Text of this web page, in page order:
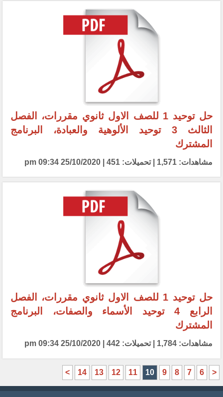
حل توحيد 1 للصف الاول ثانوي مقررات، الفصل
الثالث 3 توحيد الألوهية والعبادة، البرنامج
المشترك
مشاهدات: 1,571 | تحميلات: 451 | 25/10/2020 09:34 pm
حل توحيد 1 للصف الاول ثانوي مقررات، الفصل
الرابع 4 توحيد الأسماء والصفات، البرنامج
المشترك
مشاهدات: 1,784 | تحميلات: 442 | 25/10/2020 09:34 pm
<
6
7
8
9
10
11
12
13
14
>